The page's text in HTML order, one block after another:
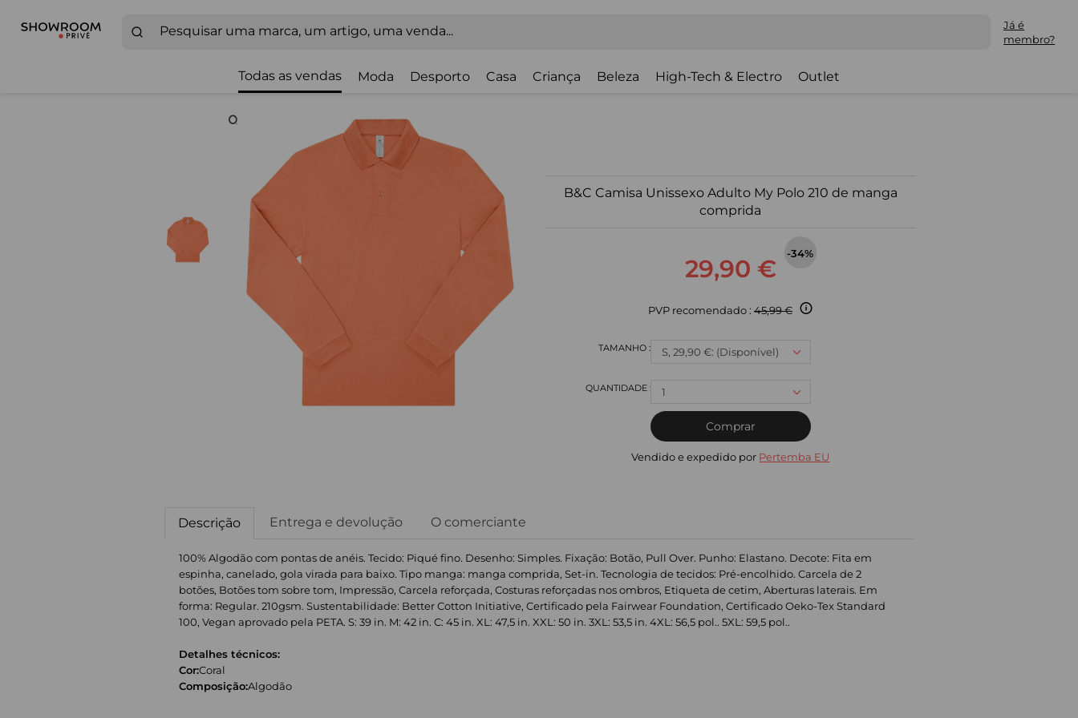
Já é
membro?
Todas as vendas Moda Desporto Casa Criança Beleza High-Tech & Electro Outlet
B&C Camisa Unissexo Adulto My Polo 210 de manga
comprida
29,90 €
-34%
PVP recomendado : 45,99 €
S, 29,90 €: (Disponível)
1
Comprar
Vendido e expedido por Pertemba EU
Descrição Entrega e devolução O comerciante
100% Algodão com pontas de anéis. Tecido: Piqué fino. Desenho: Simples. Fixação: Botão, Pull Over. Punho: Elastano. Decote: Fita em
espinha, canelado, gola virada para baixo. Tipo manga: manga comprida, Set-in. Tecnologia de tecidos: Pré-encolhido. Carcela de 2
botões, Botões tom sobre tom, Impressão, Carcela reforçada, Costuras reforçadas nos ombros, Etiqueta de cetim, Aberturas laterais. Em
forma: Regular. 210gsm. Sustentabilidade: Better Cotton Initiative, Certificado pela Fairwear Foundation, Certificado Oeko-Tex Standard
100, Vegan aprovado pela PETA. S: 39 in. M: 42 in. C: 45 in. XL: 47,5 in. XXL: 50 in. 3XL: 53,5 in. 4XL: 56,5 pol.. 5XL: 59,5 pol..
Detalhes técnicos:
Cor:Coral
Composição:Algodão